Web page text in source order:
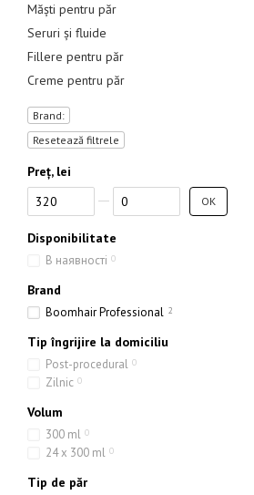
Măști pentru păr
Seruri și fluide
Fillere pentru păr
Creme pentru păr
Brand:
Resetează filtrele
Preț, lei
De la Preț, lei
Până la Preț, lei OK
Disponibilitate
В наявності 0
Brand
Boomhair Professional 2
Tip îngrijire la domiciliu
Post-procedural 0
Zilnic 0
Volum
300 ml 0
24 x 300 ml 0
Tip de păr